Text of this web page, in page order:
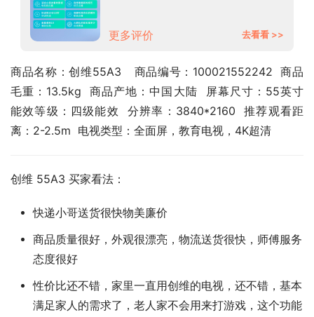
更多评价
去看看 >>
商品名称：创维55A3	  商品编号：100021552242  商品
毛重：13.5kg  商品产地：中国大陆  屏幕尺寸：55英寸
能效等级：四级能效  分辨率：3840*2160  推荐观看距
离：2-2.5m  电视类型：全面屏，教育电视，4K超清
创维 55A3 买家看法：
快递小哥送货很快物美廉价
商品质量很好，外观很漂亮，物流送货很快，师傅服务
态度很好
性价比还不错，家里一直用创维的电视，还不错，基本
满足家人的需求了，老人家不会用来打游戏，这个功能